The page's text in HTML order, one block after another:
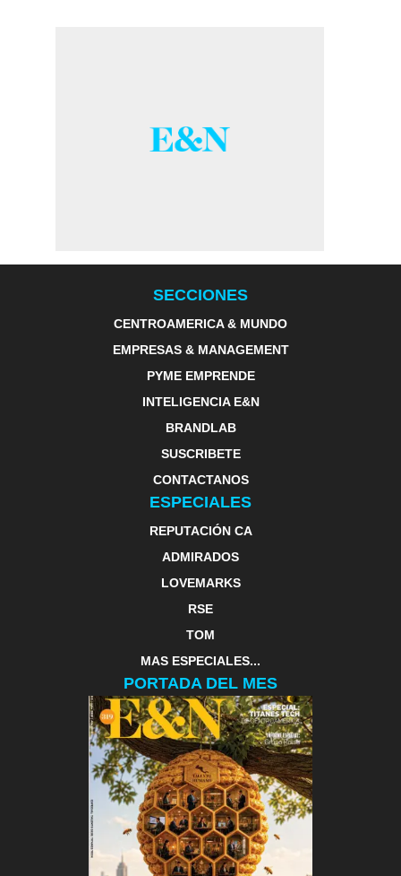
SECCIONES
CENTROAMERICA & MUNDO
EMPRESAS & MANAGEMENT
PYME EMPRENDE
INTELIGENCIA E&N
BRANDLAB
SUSCRIBETE
CONTACTANOS
ESPECIALES
REPUTACIÓN CA
ADMIRADOS
LOVEMARKS
RSE
TOM
MAS ESPECIALES...
PORTADA DEL MES